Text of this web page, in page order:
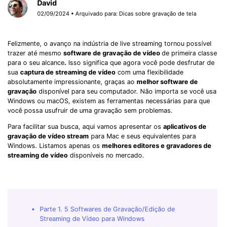
David
02/09/2024 • Arquivado para: Dicas sobre gravação de tela
Felizmente, o avanço na indústria de live streaming tornou possível
trazer até mesmo software de gravação de vídeo de primeira classe
para o seu alcance. Isso significa que agora você pode desfrutar de
sua captura de streaming de vídeo com uma flexibilidade
absolutamente impressionante, graças ao melhor software de
gravação disponível para seu computador. Não importa se você usa
Windows ou macOS, existem as ferramentas necessárias para que
você possa usufruir de uma gravação sem problemas.
Para facilitar sua busca, aqui vamos apresentar os aplicativos de
gravação de vídeo stream para Mac e seus equivalentes para
Windows. Listamos apenas os melhores editores e gravadores de
streaming de vídeo disponíveis no mercado.
Parte 1. 5 Softwares de Gravação/Edição de
Streaming de Vídeo para Windows